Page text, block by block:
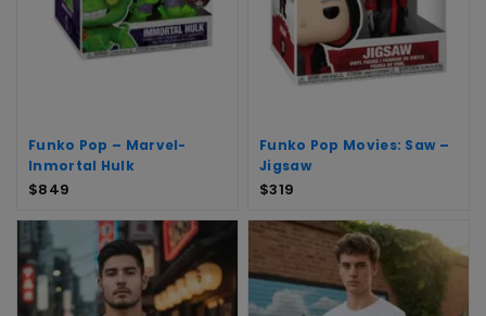
Funko Pop – Marvel-
Inmortal Hulk
$849
Funko Pop Movies: Saw –
Jigsaw
$319